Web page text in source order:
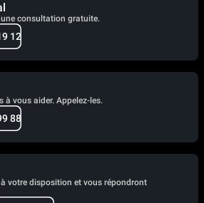
consultation gratuite.
12
à vous aider. Appelez-les.
88
votre disposition et vous répondront